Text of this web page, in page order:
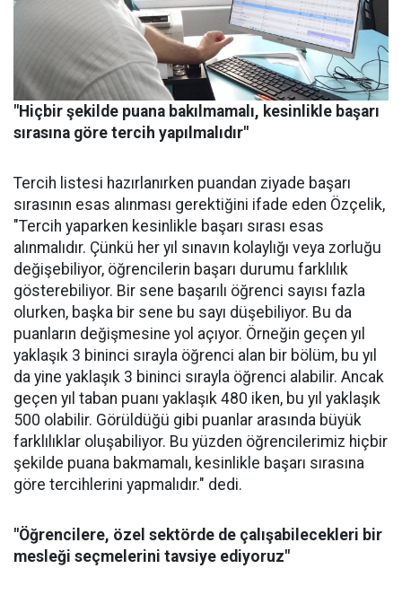
"Hiçbir şekilde puana bakılmamalı, kesinlikle başarı
sırasına göre tercih yapılmalıdır"
Tercih listesi hazırlanırken puandan ziyade başarı
sırasının esas alınması gerektiğini ifade eden Özçelik,
"Tercih yaparken kesinlikle başarı sırası esas
alınmalıdır. Çünkü her yıl sınavın kolaylığı veya zorluğu
değişebiliyor, öğrencilerin başarı durumu farklılık
gösterebiliyor. Bir sene başarılı öğrenci sayısı fazla
olurken, başka bir sene bu sayı düşebiliyor. Bu da
puanların değişmesine yol açıyor. Örneğin geçen yıl
yaklaşık 3 bininci sırayla öğrenci alan bir bölüm, bu yıl
da yine yaklaşık 3 bininci sırayla öğrenci alabilir. Ancak
geçen yıl taban puanı yaklaşık 480 iken, bu yıl yaklaşık
500 olabilir. Görüldüğü gibi puanlar arasında büyük
farklılıklar oluşabiliyor. Bu yüzden öğrencilerimiz hiçbir
şekilde puana bakmamalı, kesinlikle başarı sırasına
göre tercihlerini yapmalıdır." dedi.
"Öğrencilere, özel sektörde de çalışabilecekleri bir
mesleği seçmelerini tavsiye ediyoruz"